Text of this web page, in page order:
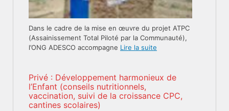
Dans le cadre de la mise en œuvre du projet ATPC
(Assainissement Total Piloté par la Communauté),
l’ONG ADESCO accompagne Lire la suite
Privé : Développement harmonieux de
l’Enfant (conseils nutritionnels,
vaccination, suivi de la croissance CPC,
cantines scolaires)